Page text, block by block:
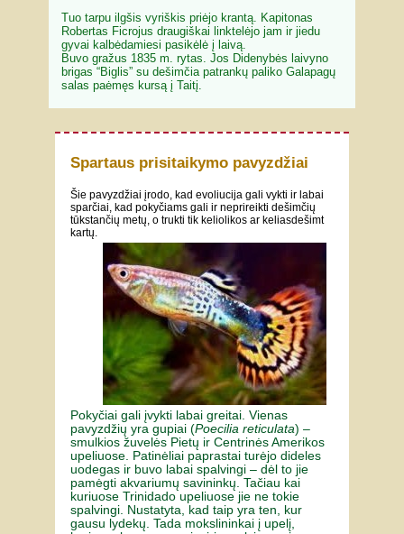
Tuo tarpu ilgšis vyriškis priėjo krantą. Kapitonas
Robertas Ficrojus draugiškai linktelėjo jam ir jiedu
gyvai kalbėdamiesi pasikėlė į laivą.
Buvo gražus 1835 m. rytas. Jos Didenybės laivyno
brigas “Biglis” su dešimčia patrankų paliko Galapagų
salas paėmęs kursą į Taitį.
Spartaus prisitaikymo pavyzdžiai
Šie pavyzdžiai įrodo, kad evoliucija gali vykti ir labai
sparčiai, kad pokyčiams gali ir neprireikti dešimčių
tūkstančių metų, o trukti tik keliolikos ar keliasdešimt
kartų.
Pokyčiai gali įvykti labai greitai. Vienas
pavyzdžių yra gupiai (Poecilia reticulata) –
smulkios žuvelės Pietų ir Centrinės Amerikos
upeliuose. Patinėliai paprastai turėjo dideles
uodegas ir buvo labai spalvingi – dėl to jie
pamėgti akvariumų savininkų. Tačiau kai
kuriuose Trinidado upeliuose jie ne tokie
spalvingi. Nustatyta, kad taip yra ten, kur
gausu lydekų. Tada mokslininkai į upelį,